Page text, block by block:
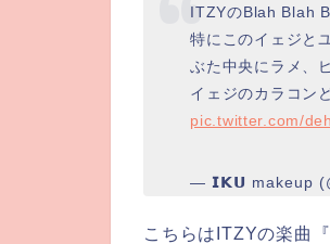
ITZYのBlah Blah
特にこのイェジと
ぶた中央にラメ、
イェジのカラコン
pic.twitter.com/
— 𝗜𝗞𝗨 makeup
こちらはITZYの楽曲